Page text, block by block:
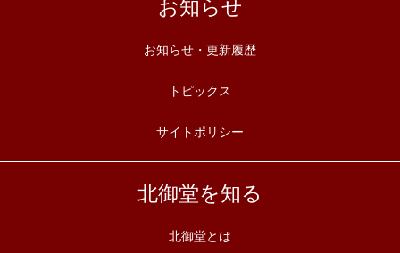
お知らせ
お知らせ・更新履歴
トピックス
サイトポリシー
北御堂を知る
北御堂とは